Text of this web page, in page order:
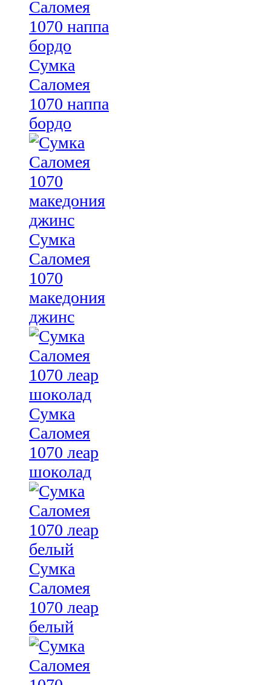
Сумка
Саломея
1070 наппа
бордо
Сумка
Саломея
1070
македония
джинс
Сумка
Саломея
1070 леар
шоколад
Сумка
Саломея
1070 леар
белый